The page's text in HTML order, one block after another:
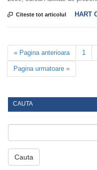
 Citeste tot articolul HART
« Pagina anterioara 1
Pagina urmatoare »
CAUTA
Cauta